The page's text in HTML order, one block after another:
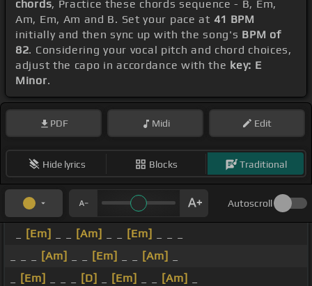
chords, Practice these chords sequence - B, Em,
Am, Em, Am and B. Set your pace at 41 BPM
initially and then sync up with the song's BPM of
82. Considering your vocal pitch and chord choices,
adjust the capo in accordance with the key: E
Minor.
PDF Midi Edit
Hide lyrics Blocks Traditional
Autoscroll
[Em] [Am] [Em]
[Am] [Em] [Am]
[Em] [D] [Em] [Am]